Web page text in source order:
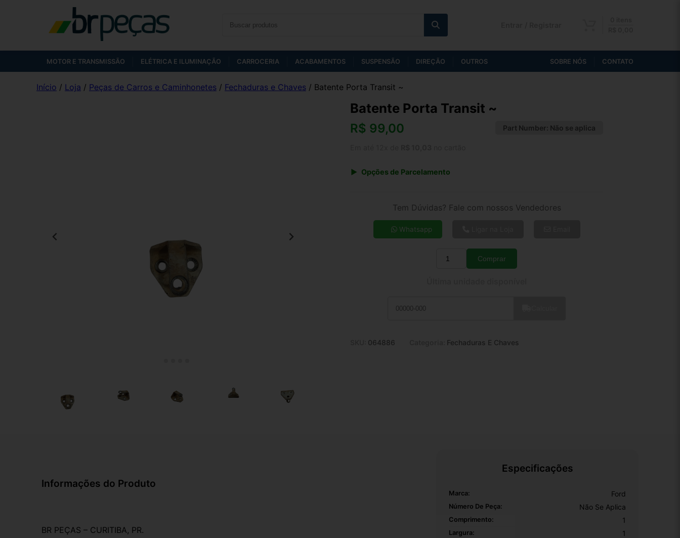
MOTOR E TRANSMISSÃO ELÉTRICA E ILUMINAÇÃO CARROCERIA ACABAMENTOS SUSPENSÃO DIREÇÃO OUTROS SOBRE NÓS CONTATO
Início / Loja / Peças de Carros e Caminhonetes / Fechaduras e Chaves / Batente Porta Transit ~
Batente Porta Transit ~
R$ 99,00 Part Number: Não se aplica
Opções de Parcelamento
7x de R$ 16,22
9x de R$ 12,95
Tem Dúvidas? Fale com nossos Vendedores
Whatsapp
Quantidade
Comprar
064886 Fechaduras E Chaves
Informações do Produto
BR PEÇAS – CURITIBA, PR.
Especificações
Marca: Ford
Número De Peça: Não Se Aplica
Comprimento: 1
Largura: 1